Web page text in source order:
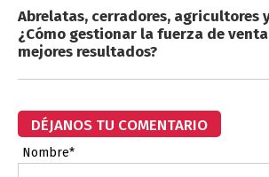
Abrelatas, cerradores, agricultores
¿Cómo gestionar la fuerza de
mejores resultados?
DÉJANOS TU COMENTARIO
Nombre*